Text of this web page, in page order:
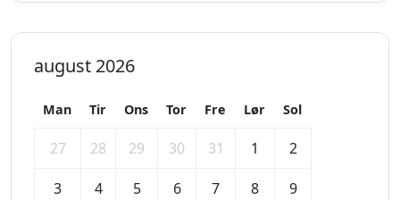
august 2026
Man Tir Ons Tor Fre Lør Sol
27 28 29 30 31 1 2
3 4 5 6 7 8 9